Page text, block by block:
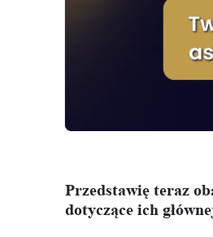
Przedstawię teraz
dotyczące ich